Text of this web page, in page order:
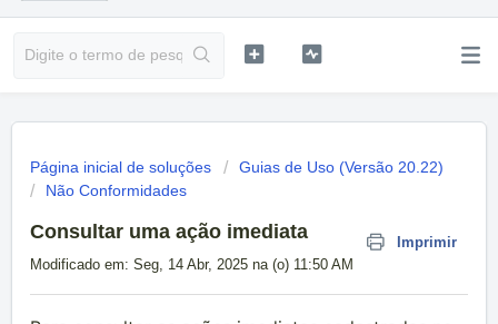
Página inicial de soluções
Guias de Uso (Versão 20.22)
Não Conformidades
Consultar uma ação imediata
Imprimir
Modificado em: Seg, 14 Abr, 2025 na (o) 11:50 AM